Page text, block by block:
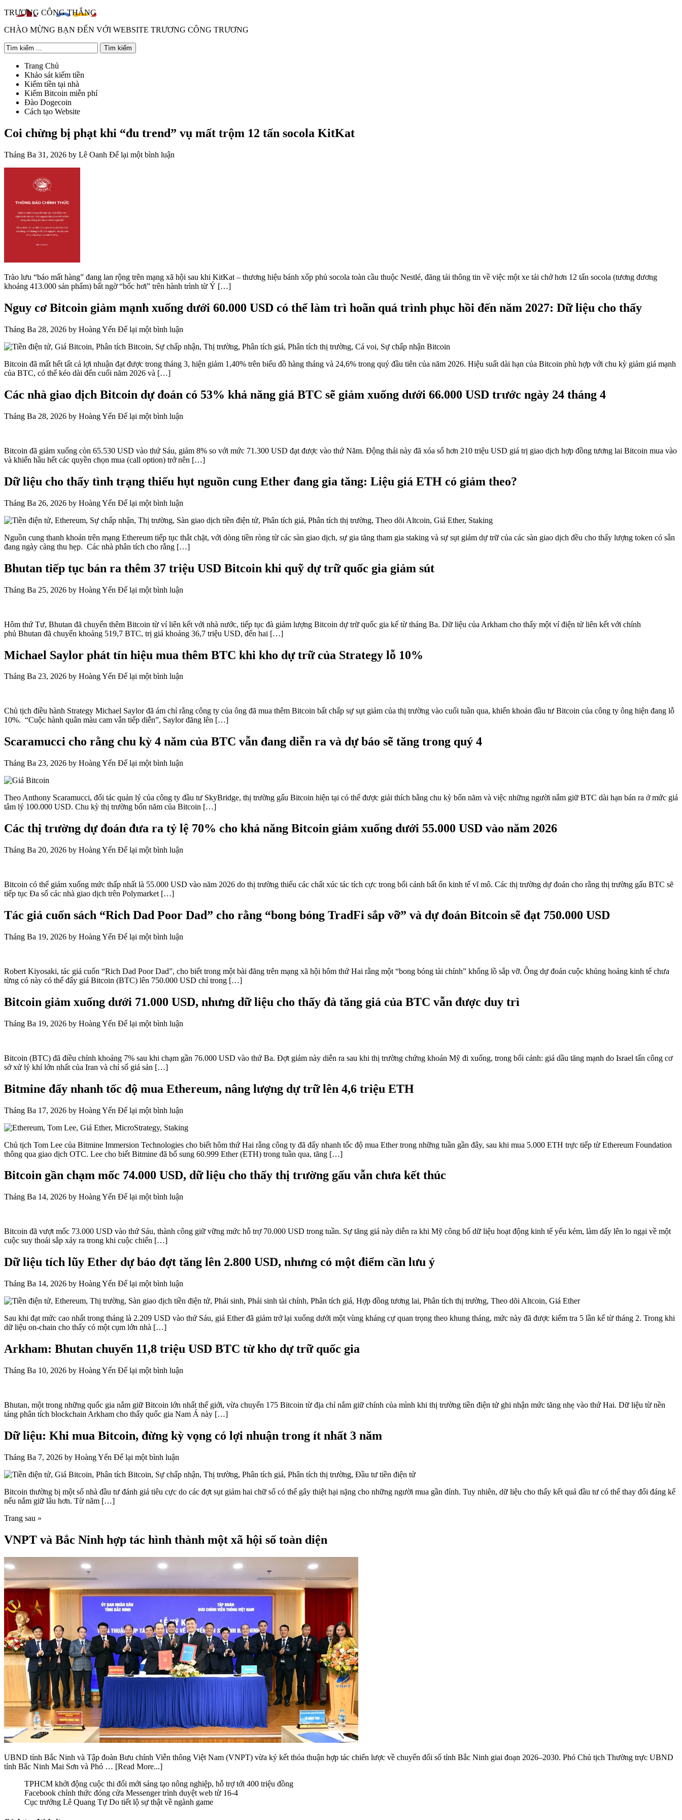
TRƯƠNG CÔNG THẮNG
CHÀO MỪNG BẠN ĐẾN VỚI WEBSITE TRƯƠNG CÔNG TRƯƠNG
Trang Chủ
Khảo sát kiếm tiền
Kiếm tiền tại nhà
Kiếm Bitcoin miễn phí
Đào Dogecoin
Cách tạo Website
Coi chừng bị phạt khi “đu trend” vụ mất trộm 12 tấn socola KitKat
Tháng Ba 31, 2026 by Lê Oanh Để lại một bình luận
Trào lưu “báo mất hàng” đang lan rộng trên mạng xã hội sau khi KitKat – thương hiệu bánh xốp phủ socola toàn cầu thuộc Nestlé, đăng tải thông tin về việc một xe tải chở hơn 12 tấn socola (tương đương
khoảng 413.000 sản phẩm) bất ngờ “bốc hơi” trên hành trình từ Ý […]
Nguy cơ Bitcoin giảm mạnh xuống dưới 60.000 USD có thể làm trì hoãn quá trình phục hồi đến năm 2027: Dữ liệu cho thấy
Tháng Ba 28, 2026 by Hoàng Yến Để lại một bình luận
Bitcoin đã mất hết tất cả lợi nhuận đạt được trong tháng 3, hiện giảm 1,40% trên biểu đồ hàng tháng và 24,6% trong quý đầu tiên của năm 2026. Hiệu suất dài hạn của Bitcoin phù hợp với chu kỳ giảm giá mạnh
của BTC, có thể kéo dài đến cuối năm 2026 và […]
Các nhà giao dịch Bitcoin dự đoán có 53% khả năng giá BTC sẽ giảm xuống dưới 66.000 USD trước ngày 24 tháng 4
Tháng Ba 28, 2026 by Hoàng Yến Để lại một bình luận
Bitcoin đã giảm xuống còn 65.530 USD vào thứ Sáu, giảm 8% so với mức 71.300 USD đạt được vào thứ Năm. Động thái này đã xóa sổ hơn 210 triệu USD giá trị giao dịch hợp đồng tương lai Bitcoin mua vào
và khiến hầu hết các quyền chọn mua (call option) trở nên […]
Dữ liệu cho thấy tình trạng thiếu hụt nguồn cung Ether đang gia tăng: Liệu giá ETH có giảm theo?
Tháng Ba 26, 2026 by Hoàng Yến Để lại một bình luận
Nguồn cung thanh khoản trên mạng Ethereum tiếp tục thắt chặt, với dòng tiền ròng từ các sàn giao dịch, sự gia tăng tham gia staking và sự sụt giảm dự trữ của các sàn giao dịch đều cho thấy lượng token có sẵn
đang ngày càng thu hẹp. Các nhà phân tích cho rằng […]
Bhutan tiếp tục bán ra thêm 37 triệu USD Bitcoin khi quỹ dự trữ quốc gia giảm sút
Tháng Ba 25, 2026 by Hoàng Yến Để lại một bình luận
Hôm thứ Tư, Bhutan đã chuyển thêm Bitcoin từ ví liên kết với nhà nước, tiếp tục đà giảm lượng Bitcoin dự trữ quốc gia kể từ tháng Ba. Dữ liệu của Arkham cho thấy một ví điện tử liên kết với chính
phủ Bhutan đã chuyển khoảng 519,7 BTC, trị giá khoảng 36,7 triệu USD, đến hai […]
Michael Saylor phát tín hiệu mua thêm BTC khi kho dự trữ của Strategy lỗ 10%
Tháng Ba 23, 2026 by Hoàng Yến Để lại một bình luận
Chủ tịch điều hành Strategy Michael Saylor đã ám chỉ rằng công ty của ông đã mua thêm Bitcoin bất chấp sự sụt giảm của thị trường vào cuối tuần qua, khiến khoản đầu tư Bitcoin của công ty ông hiện đang lỗ
10%. “Cuộc hành quân màu cam vẫn tiếp diễn”, Saylor đăng lên […]
Scaramucci cho rằng chu kỳ 4 năm của BTC vẫn đang diễn ra và dự báo sẽ tăng trong quý 4
Tháng Ba 23, 2026 by Hoàng Yến Để lại một bình luận
Theo Anthony Scaramucci, đối tác quản lý của công ty đầu tư SkyBridge, thị trường gấu Bitcoin hiện tại có thể được giải thích bằng chu kỳ bốn năm và việc những người nắm giữ BTC dài hạn bán ra ở mức giá
tâm lý 100.000 USD. Chu kỳ thị trường bốn năm của Bitcoin […]
Các thị trường dự đoán đưa ra tỷ lệ 70% cho khả năng Bitcoin giảm xuống dưới 55.000 USD vào năm 2026
Tháng Ba 20, 2026 by Hoàng Yến Để lại một bình luận
Bitcoin có thể giảm xuống mức thấp nhất là 55.000 USD vào năm 2026 do thị trường thiếu các chất xúc tác tích cực trong bối cảnh bất ổn kinh tế vĩ mô. Các thị trường dự đoán cho rằng thị trường gấu BTC sẽ
tiếp tục Đa số các nhà giao dịch trên Polymarket […]
Tác giả cuốn sách “Rich Dad Poor Dad” cho rằng “bong bóng TradFi sắp vỡ” và dự đoán Bitcoin sẽ đạt 750.000 USD
Tháng Ba 19, 2026 by Hoàng Yến Để lại một bình luận
Robert Kiyosaki, tác giả cuốn “Rich Dad Poor Dad”, cho biết trong một bài đăng trên mạng xã hội hôm thứ Hai rằng một “bong bóng tài chính” khổng lồ sắp vỡ. Ông dự đoán cuộc khủng hoảng kinh tế chưa
từng có này có thể đẩy giá Bitcoin (BTC) lên 750.000 USD chỉ trong […]
Bitcoin giảm xuống dưới 71.000 USD, nhưng dữ liệu cho thấy đà tăng giá của BTC vẫn được duy trì
Tháng Ba 19, 2026 by Hoàng Yến Để lại một bình luận
Bitcoin (BTC) đã điều chỉnh khoảng 7% sau khi chạm gần 76.000 USD vào thứ Ba. Đợt giảm này diễn ra sau khi thị trường chứng khoán Mỹ đi xuống, trong bối cảnh: giá dầu tăng mạnh do Israel tấn công cơ
sở xử lý khí lớn nhất của Iran và chỉ số giá sản […]
Bitmine đẩy nhanh tốc độ mua Ethereum, nâng lượng dự trữ lên 4,6 triệu ETH
Tháng Ba 17, 2026 by Hoàng Yến Để lại một bình luận
Chủ tịch Tom Lee của Bitmine Immersion Technologies cho biết hôm thứ Hai rằng công ty đã đẩy nhanh tốc độ mua Ether trong những tuần gần đây, sau khi mua 5.000 ETH trực tiếp từ Ethereum Foundation
thông qua giao dịch OTC. Lee cho biết Bitmine đã bổ sung 60.999 Ether (ETH) trong tuần qua, tăng […]
Bitcoin gần chạm mốc 74.000 USD, dữ liệu cho thấy thị trường gấu vẫn chưa kết thúc
Tháng Ba 14, 2026 by Hoàng Yến Để lại một bình luận
Bitcoin đã vượt mốc 73.000 USD vào thứ Sáu, thành công giữ vững mức hỗ trợ 70.000 USD trong tuần. Sự tăng giá này diễn ra khi Mỹ công bố dữ liệu hoạt động kinh tế yếu kém, làm dấy lên lo ngại về một
cuộc suy thoái sắp xảy ra trong khi cuộc chiến […]
Dữ liệu tích lũy Ether dự báo đợt tăng lên 2.800 USD, nhưng có một điểm cần lưu ý
Tháng Ba 14, 2026 by Hoàng Yến Để lại một bình luận
Sau khi đạt mức cao nhất trong tháng là 2.209 USD vào thứ Sáu, giá Ether đã giảm trở lại xuống dưới một vùng kháng cự quan trọng theo khung tháng, mức này đã được kiểm tra 5 lần kể từ tháng 2. Trong khi
dữ liệu on-chain cho thấy có một cụm lớn nhà […]
Arkham: Bhutan chuyển 11,8 triệu USD BTC từ kho dự trữ quốc gia
Tháng Ba 10, 2026 by Hoàng Yến Để lại một bình luận
Bhutan, một trong những quốc gia nắm giữ Bitcoin lớn nhất thế giới, vừa chuyển 175 Bitcoin từ địa chỉ nắm giữ chính của mình khi thị trường tiền điện tử ghi nhận mức tăng nhẹ vào thứ Hai. Dữ liệu từ nền
tảng phân tích blockchain Arkham cho thấy quốc gia Nam Á này […]
Dữ liệu: Khi mua Bitcoin, đừng kỳ vọng có lợi nhuận trong ít nhất 3 năm
Tháng Ba 7, 2026 by Hoàng Yến Để lại một bình luận
Bitcoin thường bị một số nhà đầu tư đánh giá tiêu cực do các đợt sụt giảm hai chữ số có thể gây thiệt hại nặng cho những người mua gần đỉnh. Tuy nhiên, dữ liệu cho thấy kết quả đầu tư có thể thay đổi đáng kể
nếu nắm giữ lâu hơn. Từ năm […]
Trang sau »
VNPT và Bắc Ninh hợp tác hình thành một xã hội số toàn diện
UBND tỉnh Bắc Ninh và Tập đoàn Bưu chính Viễn thông Việt Nam (VNPT) vừa ký kết thỏa thuận hợp tác chiến lược về chuyển đổi số tỉnh Bắc Ninh giai đoạn 2026–2030. Phó Chủ tịch Thường trực UBND
tỉnh Bắc Ninh Mai Sơn và Phó … [Read More...]
TPHCM khởi động cuộc thi đổi mới sáng tạo nông nghiệp, hỗ trợ tới 400 triệu đồng
Facebook chính thức đóng cửa Messenger trình duyệt web từ 16-4
Cục trưởng Lê Quang Tự Do tiết lộ sự thật về ngành game